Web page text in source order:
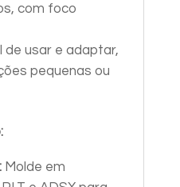
com foco
de usar e adaptar,
pequenas ou
Molde em